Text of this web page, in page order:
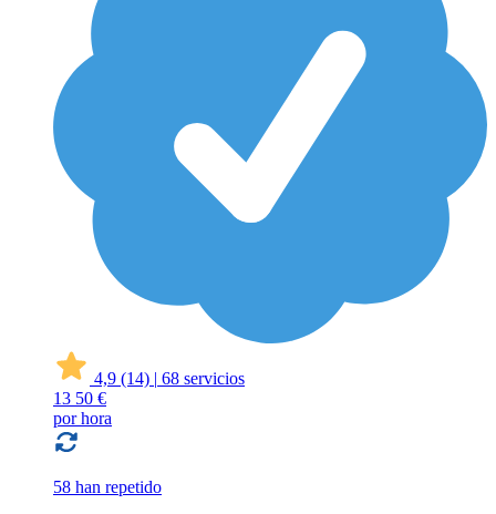
4,9 (14) | 68 servicios
13 50 €
por hora
58 han repetido